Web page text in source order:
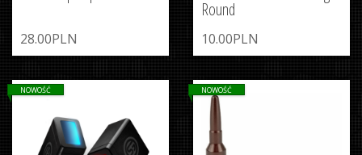
28.00PLN
Round
10.00PLN
NOWOŚĆ NOWOŚĆ